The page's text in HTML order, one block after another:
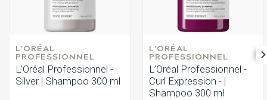
L'ORÉAL
PROFESSIONNEL
L’Oréal Professionnel -
Silver | Shampoo 300 ml
L'ORÉAL
PROFESSIONNEL
L’Oréal Professionnel -
Curl Expression - |
Shampoo 300 ml